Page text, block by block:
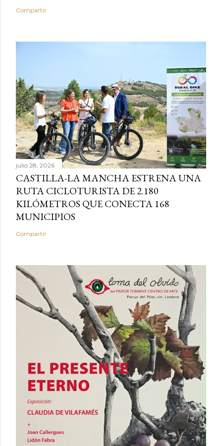
Compartir
julio 28, 2026
CASTILLA-LA MANCHA ESTRENA UNA
RUTA CICLOTURISTA DE 2.180
KILÓMETROS QUE CONECTA 168
MUNICIPIOS
Compartir